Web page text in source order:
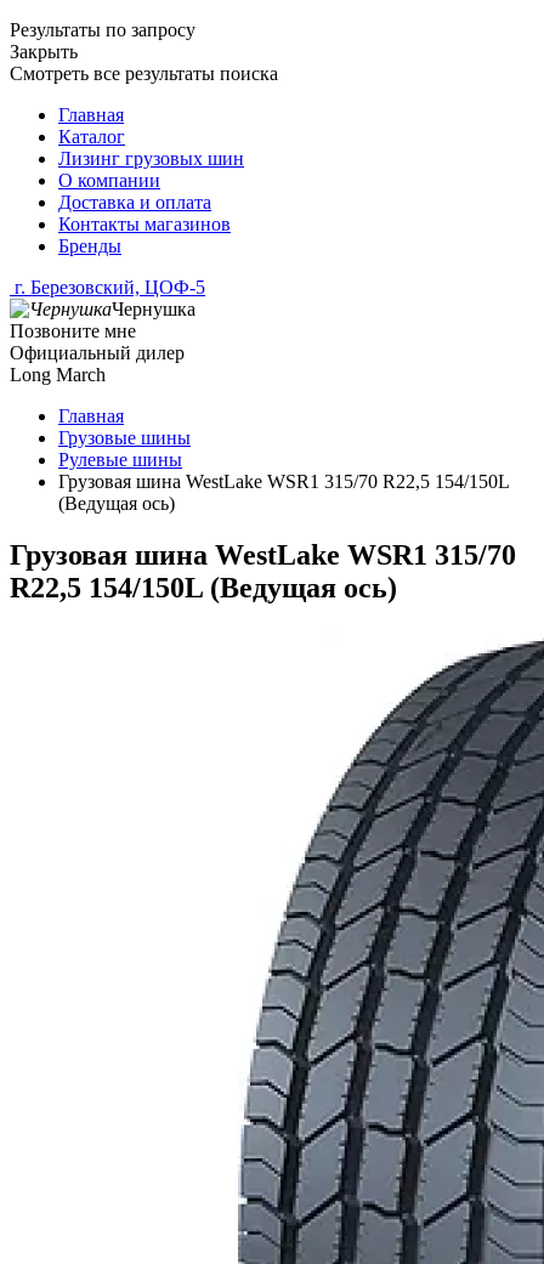
Результаты по запросу
Закрыть
Смотреть все результаты поиска
Главная
Каталог
Лизинг грузовых шин
О компании
Доставка и оплата
Контакты магазинов
Бренды
г. Березовский, ЦОФ-5
Чернушка
Позвоните мне
Официальный дилер
Long March
Главная
Грузовые шины
Рулевые шины
Грузовая шина WestLake WSR1 315/70 R22,5 154/150L
(Ведущая ось)
Грузовая шина WestLake WSR1 315/70
R22,5 154/150L (Ведущая ось)